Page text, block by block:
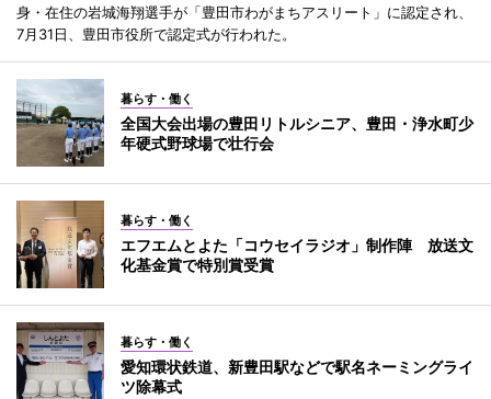
身・在住の岩城海翔選手が「豊田市わがまちアスリート」に認定され、
7月31日、豊田市役所で認定式が行われた。
暮らす・働く
全国大会出場の豊田リトルシニア、豊田・浄水町少
年硬式野球場で壮行会
暮らす・働く
エフエムとよた「コウセイラジオ」制作陣 放送文
化基金賞で特別賞受賞
暮らす・働く
愛知環状鉄道、新豊田駅などで駅名ネーミングライ
ツ除幕式